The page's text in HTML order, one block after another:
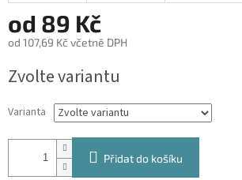
od 89 Kč
od 107,69 Kč včetně DPH
cena:
Zvolte variantu
Varianta
Přidat do košíku